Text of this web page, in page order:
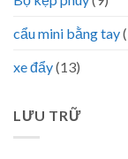
cẩu mini bằng tay
xe đẩy(13)
LƯU TRỮ